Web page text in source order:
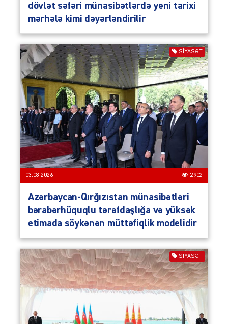
dövlət səfəri münasibətlərdə yeni tarixi
mərhələ kimi dəyərləndirilir
SIYASƏT
03.08.2026 2902
Azərbaycan-Qırğızıstan münasibətləri
bərabərhüquqlu tərəfdaşlığa və yüksək
etimada söykənən müttəfiqlik modelidir
SIYASƏT